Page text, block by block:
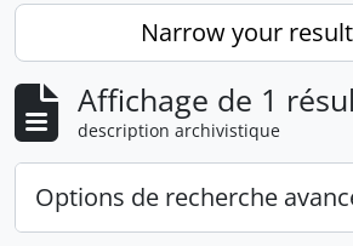
Narrow your
Affichage de 1
description archivistique
Options de recherche